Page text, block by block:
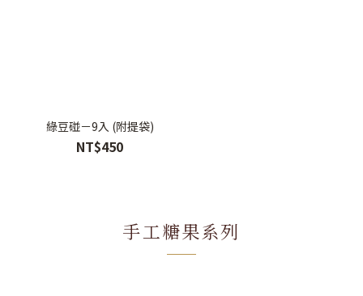
綠豆碰－9入 (附提袋)
NT$450
手工糖果系列